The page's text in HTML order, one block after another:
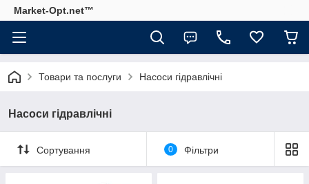
Market-Opt.net™
Товари та послуги Насоси гідравлічні
Насоси гідравлічні
Сортування 0 Фільтри